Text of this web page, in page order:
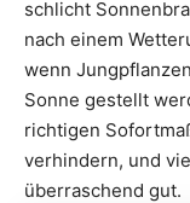
schlicht
nach einem
wenn
Sonne gestellt
richtigen
verhindern, und
überraschend gut.